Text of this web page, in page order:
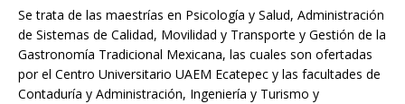
Se trata de las maestrías en Psicología y Salud, Administración
de Sistemas de Calidad, Movilidad y Transporte y Gestión de la
Gastronomía Tradicional Mexicana, las cuales son ofertadas
por el Centro Universitario UAEM Ecatepec y las facultades de
Contaduría y Administración, Ingeniería y Turismo y